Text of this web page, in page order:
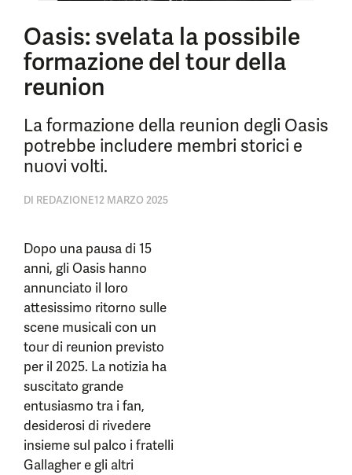
Oasis: svelata la possibile
formazione del tour della
reunion
La formazione della reunion degli Oasis
potrebbe includere membri storici e
nuovi volti.
DI REDAZIONE12 MARZO 2025
Dopo una pausa di 15
anni, gli Oasis hanno
annunciato il loro
attesissimo ritorno sulle
scene musicali con un
tour di reunion previsto
per il 2025. La notizia ha
suscitato grande
entusiasmo tra i fan,
desiderosi di rivedere
insieme sul palco i fratelli
Gallagher e gli altri